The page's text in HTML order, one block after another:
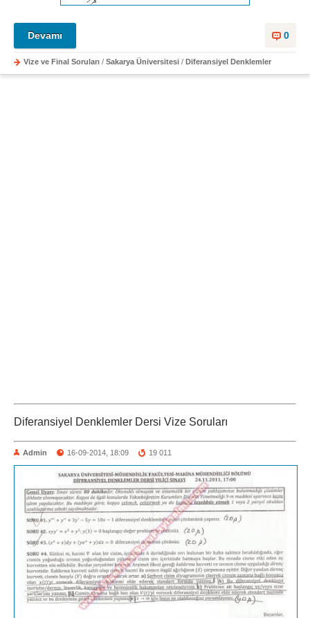
0
Devamı
Vize ve Final Soruları / Sakarya Üniversitesi / Diferansiyel Denklemler
Diferansiyel Denklemler Dersi Vize Soruları
Admin 16-09-2014, 18:09 19 011